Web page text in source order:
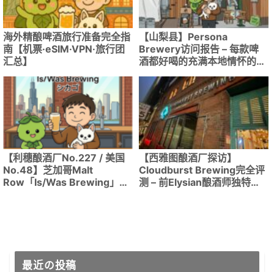
海外精酿啤酒旅行准备完全指
南【机票·eSIM·VPN·旅行团
汇总】
【山梨县】Persona
Brewery访问报告 – 每款啤
酒都好喝的充满本地情怀的品
【利穗酿酒厂No.227 / 美国
No.48】芝加哥Malt
Row「Is/Was Brewing」的
【西雅图酿酒厂探访】
Cloudburst Brewing完全评
测 – 前Elysian酿酒师独特酒
最近の投稿